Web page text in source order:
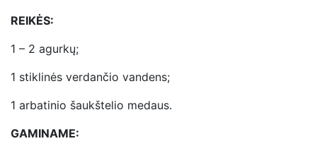
REIKĖS:
1 – 2 agurkų;
1 stiklinės verdančio vandens;
1 arbatinio šaukštelio medaus.
GAMINAME: